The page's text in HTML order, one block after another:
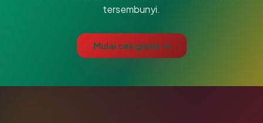
tersembunyi.
Mulai cek gratis →